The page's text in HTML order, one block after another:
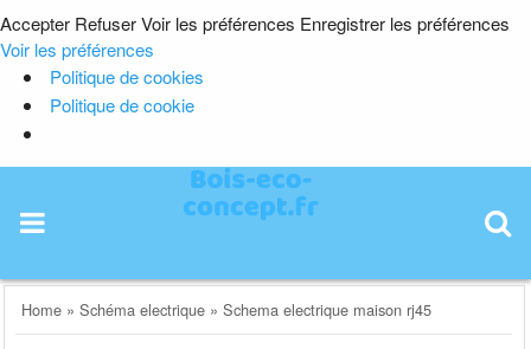
Accepter RefuserVoir les préférences Enregistrer les préférences
Voir les préférences
Politique de cookies
Politique de cookie
content
Home »Schéma electrique »Schema electrique maison rj45